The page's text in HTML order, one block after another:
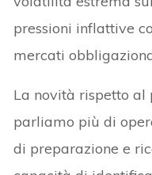
pressioni inflattive
mercati
La novità rispetto al
parliamo più di
di preparazione e